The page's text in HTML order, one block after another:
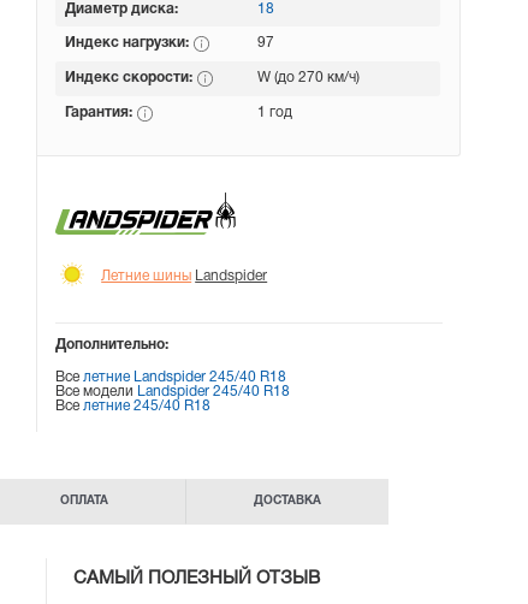
Диаметр диска: 18
Индекс нагрузки: 97
Индекс скорости: W (до 270 км/ч)
Гарантия: 1 год
Летние шины Landspider
Дополнительно:
Все летние Landspider 245/40 R18
Все модели
Landspider 245/40 R18
Все летние 245/40 R18
ОПЛАТА ДОСТАВКА
САМЫЙ ПОЛЕЗНЫЙ ОТЗЫВ